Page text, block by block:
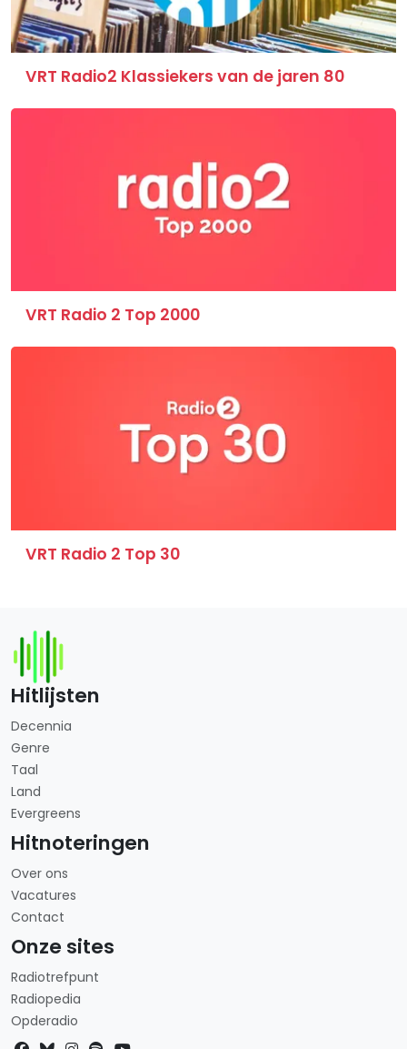
VRT Radio2 Klassiekers van de jaren 80
VRT Radio 2 Top 2000
VRT Radio 2 Top 30
Hitlijsten
Decennia
Genre
Taal
Land
Evergreens
Hitnoteringen
Over ons
Vacatures
Contact
Onze sites
Radiotrefpunt
Radiopedia
Opderadio